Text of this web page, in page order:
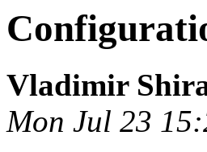
Vladimir
Mon Jul 23